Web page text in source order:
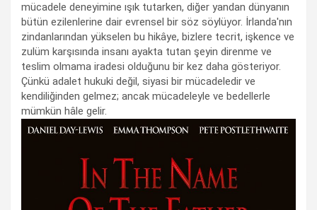
mücadele deneyimine ışık tutarken, diğer yandan dünyanın
bütün ezilenlerine dair evrensel bir söz söylüyor. İrlanda'nın
zindanlarından yükselen bu hikâye, bizlere tecrit, işkence ve
zulüm karşısında insanı ayakta tutan şeyin direnme ve
teslim olmama iradesi olduğunu bir kez daha gösteriyor.
Çünkü adalet hukuki değil, siyasi bir mücadeledir ve
kendiliğinden gelmez; ancak mücadeleyle ve bedellerle
mümkün hâle gelir.